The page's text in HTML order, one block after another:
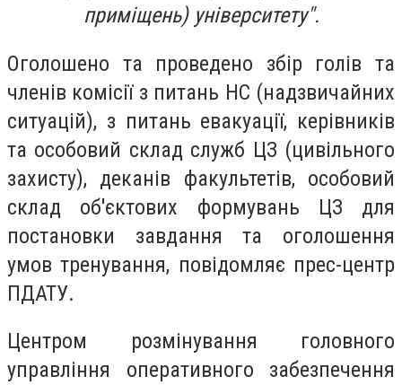
приміщень) університету".
Оголошено та проведено збір голів та
членів комісії з питань НС (надзвичайних
ситуацій), з питань евакуації, керівників
та особовий склад служб ЦЗ (цивільного
захисту), деканів факультетів, особовий
склад об'єктових формувань ЦЗ для
постановки завдання та оголошення
умов тренування, повідомляє прес-центр
ПДАТУ.
Центром розмінування головного
управління оперативного забезпечення